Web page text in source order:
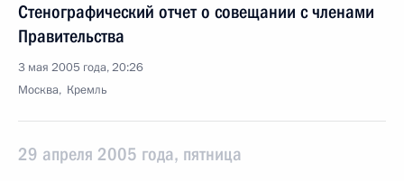
Стенографический отчет о совещании с членами
Правительства
3 мая 2005 года, 20:26
Москва, Кремль
29 апреля 2005 года, пятница